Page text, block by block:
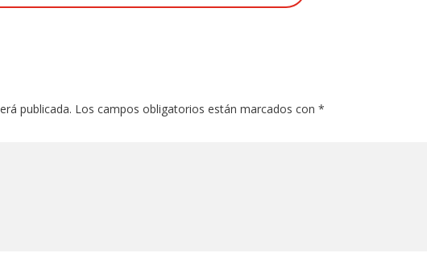
publicada. Los campos obligatorios están marcados con *